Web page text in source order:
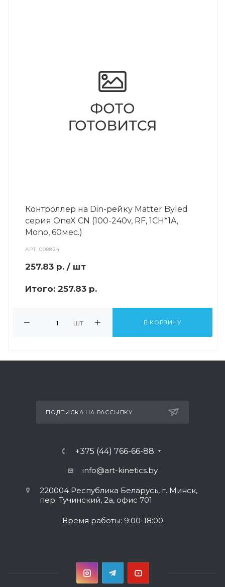
Контроллер на Din-рейку Matter Byled
серия OneX CN (100-240v, RF, 1CH*1A,
Mono, 60мес.)
АРТ.008824
257.83 р. / шт
Итого: 257.83 р.
шт В КОРЗИНУ
ПОДПИСКА НА РАССЫЛКУ
+375 (44) 766-66-88
info@art-kinetics.by
220004 Республика Беларусь, г. Минск,
пер. Тучинский, 2а, офис 701
Время работы: 9:00-18:00